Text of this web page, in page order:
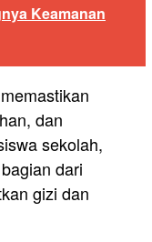
Keamanan
dan
sekolah,
dari
gizi dan